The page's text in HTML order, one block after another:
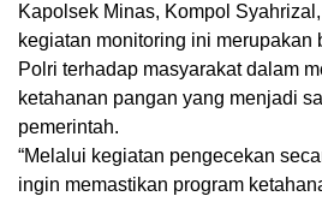
Kapolsek Minas, Kompol
kegiatan monitoring ini merupakan
Polri terhadap masyarakat dalam
ketahanan pangan yang menjadi
pemerintah.
“Melalui kegiatan pengecekan
ingin memastikan program